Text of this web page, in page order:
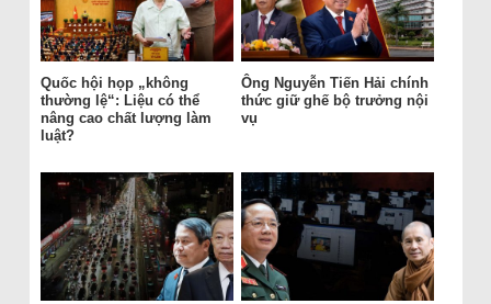
Quốc hội họp „không
thường lệ“: Liệu có thể
nâng cao chất lượng làm
luật?
Ông Nguyễn Tiến Hải chính
thức giữ ghế bộ trưởng nội
vụ